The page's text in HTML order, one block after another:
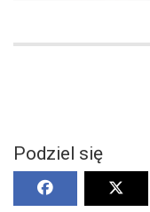
Podziel się